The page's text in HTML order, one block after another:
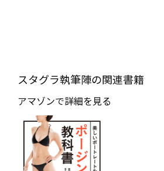
スタグラ執筆陣の関連書籍
アマゾンで詳細を見る